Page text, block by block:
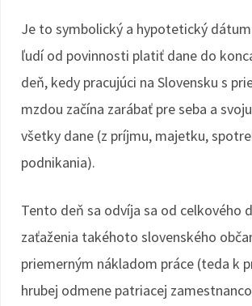
Je to symbolický a hypotetický
ľudí od povinnosti platiť dane do
deň, kedy pracujúci na Slovensku s
mzdou začína zarábať pre seba a
všetky dane (z príjmu, majetku,
podnikania).
Tento deň sa odvíja sa od celkového
zaťaženia takéhoto slovenského
priemerným nákladom práce (teda k
hrubej odmene patriacej